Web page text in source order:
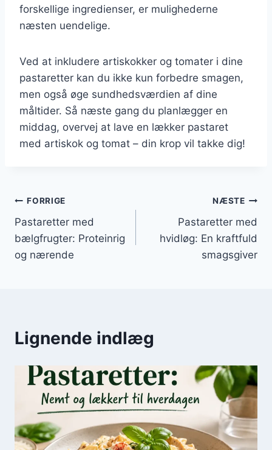
forskellige ingredienser, er mulighederne
næsten uendelige.
Ved at inkludere artiskokker og tomater i dine
pastaretter kan du ikke kun forbedre smagen,
men også øge sundhedsværdien af dine
måltider. Så næste gang du planlægger en
middag, overvej at lave en lækker pastaret
med artiskok og tomat – din krop vil takke dig!
Indlægsnavigation
FORRIGE
Pastaretter med
bælgfrugter: Proteinrig
og nærende
NÆSTE
Pastaretter med
hvidløg: En kraftfuld
smagsgiver
Lignende indlæg